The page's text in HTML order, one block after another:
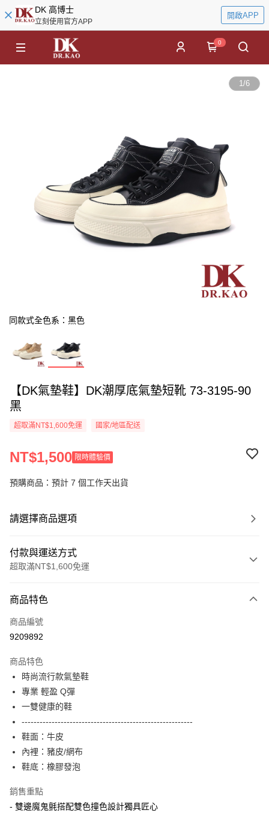
DK 高博士
立刻使用官方APP
開啟APP
0
1/6
同款式全色系：黑色
【DK氣墊鞋】DK潮厚底氣墊短靴 73-3195-90
黑
超取滿NT$1,600免運 國家/地區配送
NT$1,500 限時體驗價
預購商品：預計 7 個工作天出貨
請選擇商品選項
付款與運送方式
超取滿NT$1,600免運
信用卡一次付款
LINE Pay
街口支付
悠遊付
ATM付款
運送方式
付款後全家取貨
每筆NT$100，滿NT$1,600(含以上)免運費
商品特色
商品編號
9209892
商品特色
時尚流行款氣墊鞋
專業 輕盈 Q彈
一雙健康的鞋
---------------------------------------------------------
鞋面：牛皮
內裡：豬皮/網布
鞋底：橡膠發泡
銷售重點
- 雙邊魔鬼氈搭配雙色撞色設計獨具匠心